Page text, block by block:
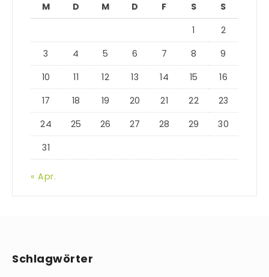
M
D M D F S
S
1
2
3
4 5 6 7 8
9
10
11 12 13 14 15
16
17
18 19 20 21 22
23
24
25 26 27 28 29
30
31
« Apr.
Schlagwörter